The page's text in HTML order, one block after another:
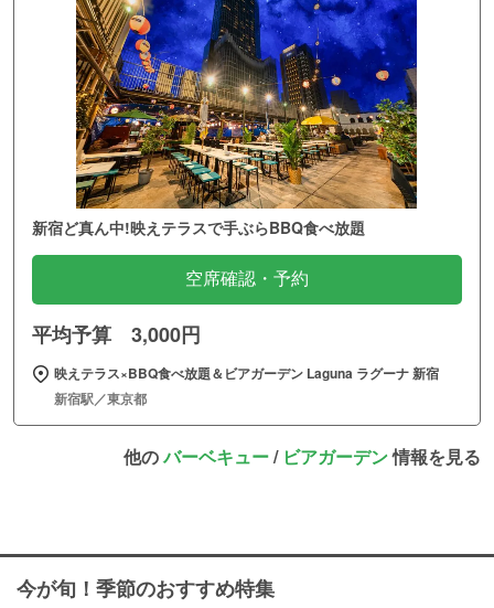
新宿ど真ん中!映えテラスで手ぶらBBQ食べ放題
空席確認・予約
平均予算 3,000円
映えテラス×BBQ食べ放題＆ビアガーデン Laguna ラグーナ 新宿
新宿駅／東京都
他のバーベキュー/ ビアガーデン情報を見る
今が旬！季節のおすすめ特集